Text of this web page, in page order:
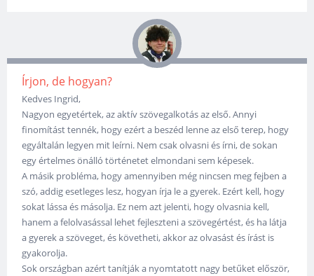
Írjon, de hogyan?
Kedves Ingrid,
Nagyon egyetértek, az aktív szövegalkotás az első. Annyi
finomítást tennék, hogy ezért a beszéd lenne az első terep, hogy
egyáltalán legyen mit leírni. Nem csak olvasni és írni, de sokan
egy értelmes önálló történetet elmondani sem képesek.
A másik probléma, hogy amennyiben még nincsen meg fejben a
szó, addig esetleges lesz, hogyan írja le a gyerek. Ezért kell, hogy
sokat lássa és másolja. Ez nem azt jelenti, hogy olvasnia kell,
hanem a felolvasással lehet fejleszteni a szövegértést, és ha látja
a gyerek a szöveget, és követheti, akkor az olvasást és írást is
gyakorolja.
Sok országban azért tanítják a nyomtatott nagy betűket először,